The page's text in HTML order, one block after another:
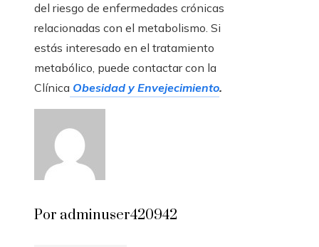
del riesgo de enfermedades crónicas
relacionadas con el metabolismo. Si
estás interesado en el tratamiento
metabólico, puede contactar con la
Clínica Obesidad y Envejecimiento.
Por adminuser420942